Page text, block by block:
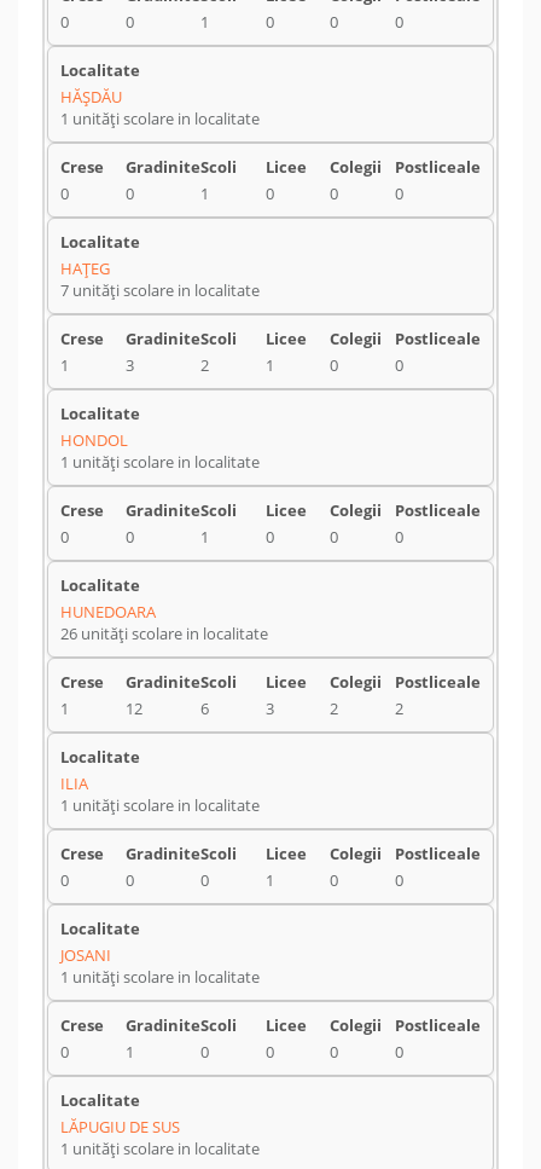
0 0 1 0 0 0
HĂŞDĂU
1 unități scolare in localitate
0 0 1 0 0 0
HAŢEG
7 unități scolare in localitate
1 3 2 1 0 0
HONDOL
1 unități scolare in localitate
0 0 1 0 0 0
HUNEDOARA
26 unități scolare in localitate
1 12 6 3 2 2
ILIA
1 unități scolare in localitate
0 0 0 1 0 0
JOSANI
1 unități scolare in localitate
0 1 0 0 0 0
LĂPUGIU DE SUS
1 unități scolare in localitate